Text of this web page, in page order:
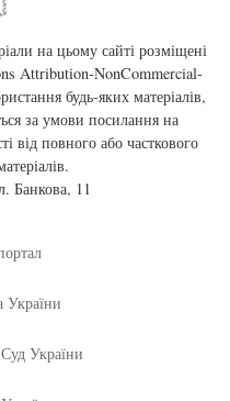
на цьому сайті розміщені
Attribution-NonCommercial-
будь-яких матеріалів,
за умови посилання на
від повного або часткового
Банкова, 11
України
України